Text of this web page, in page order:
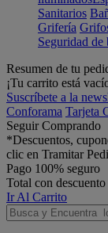
Sanitarios
Grifería
Seguridad de
Resumen de tu
¡Tu carrito está
Suscríbete a la
Conforama Tarjeta
Seguir Comprando
*Descuentos,
clic en Tramitar
Pago 100% seguro
Total con descuento
Ir Al Carrito